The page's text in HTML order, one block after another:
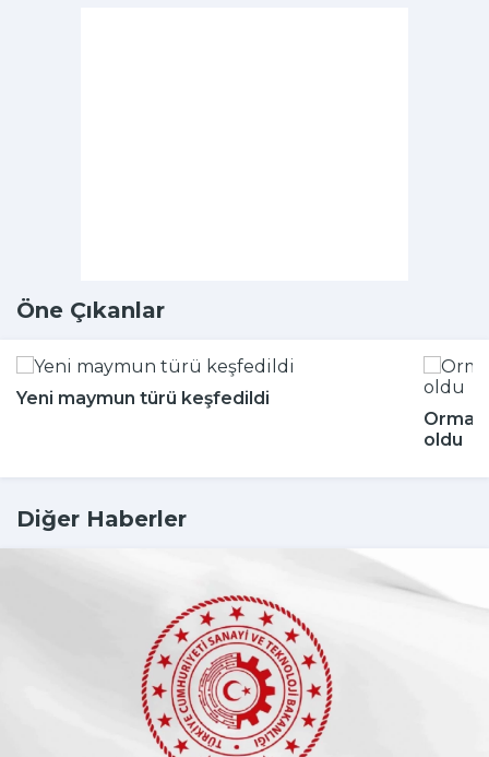
Öne Çıkanlar
Yeni maymun türü keşfedildi
oldu
Diğer Haberler